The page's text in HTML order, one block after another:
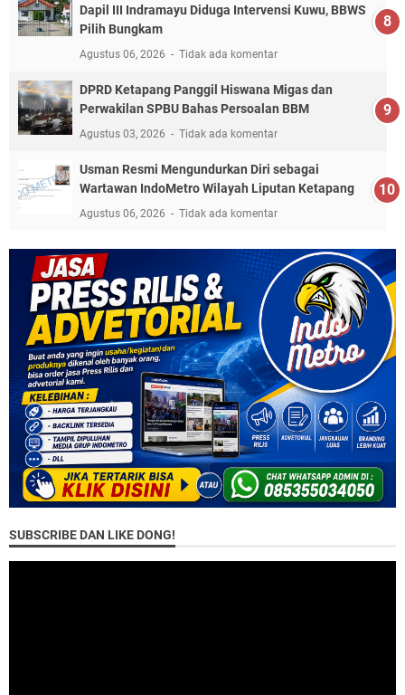
Dapil III Indramayu Diduga Intervensi Kuwu, BBWS
Pilih Bungkam
Agustus 06, 2026 Tidak ada komentar
DPRD Ketapang Panggil Hiswana Migas dan
Perwakilan SPBU Bahas Persoalan BBM
Agustus 03, 2026 Tidak ada komentar
Usman Resmi Mengundurkan Diri sebagai
Wartawan IndoMetro Wilayah Liputan Ketapang
Agustus 06, 2026 Tidak ada komentar
SUBSCRIBE DAN LIKE DONG!